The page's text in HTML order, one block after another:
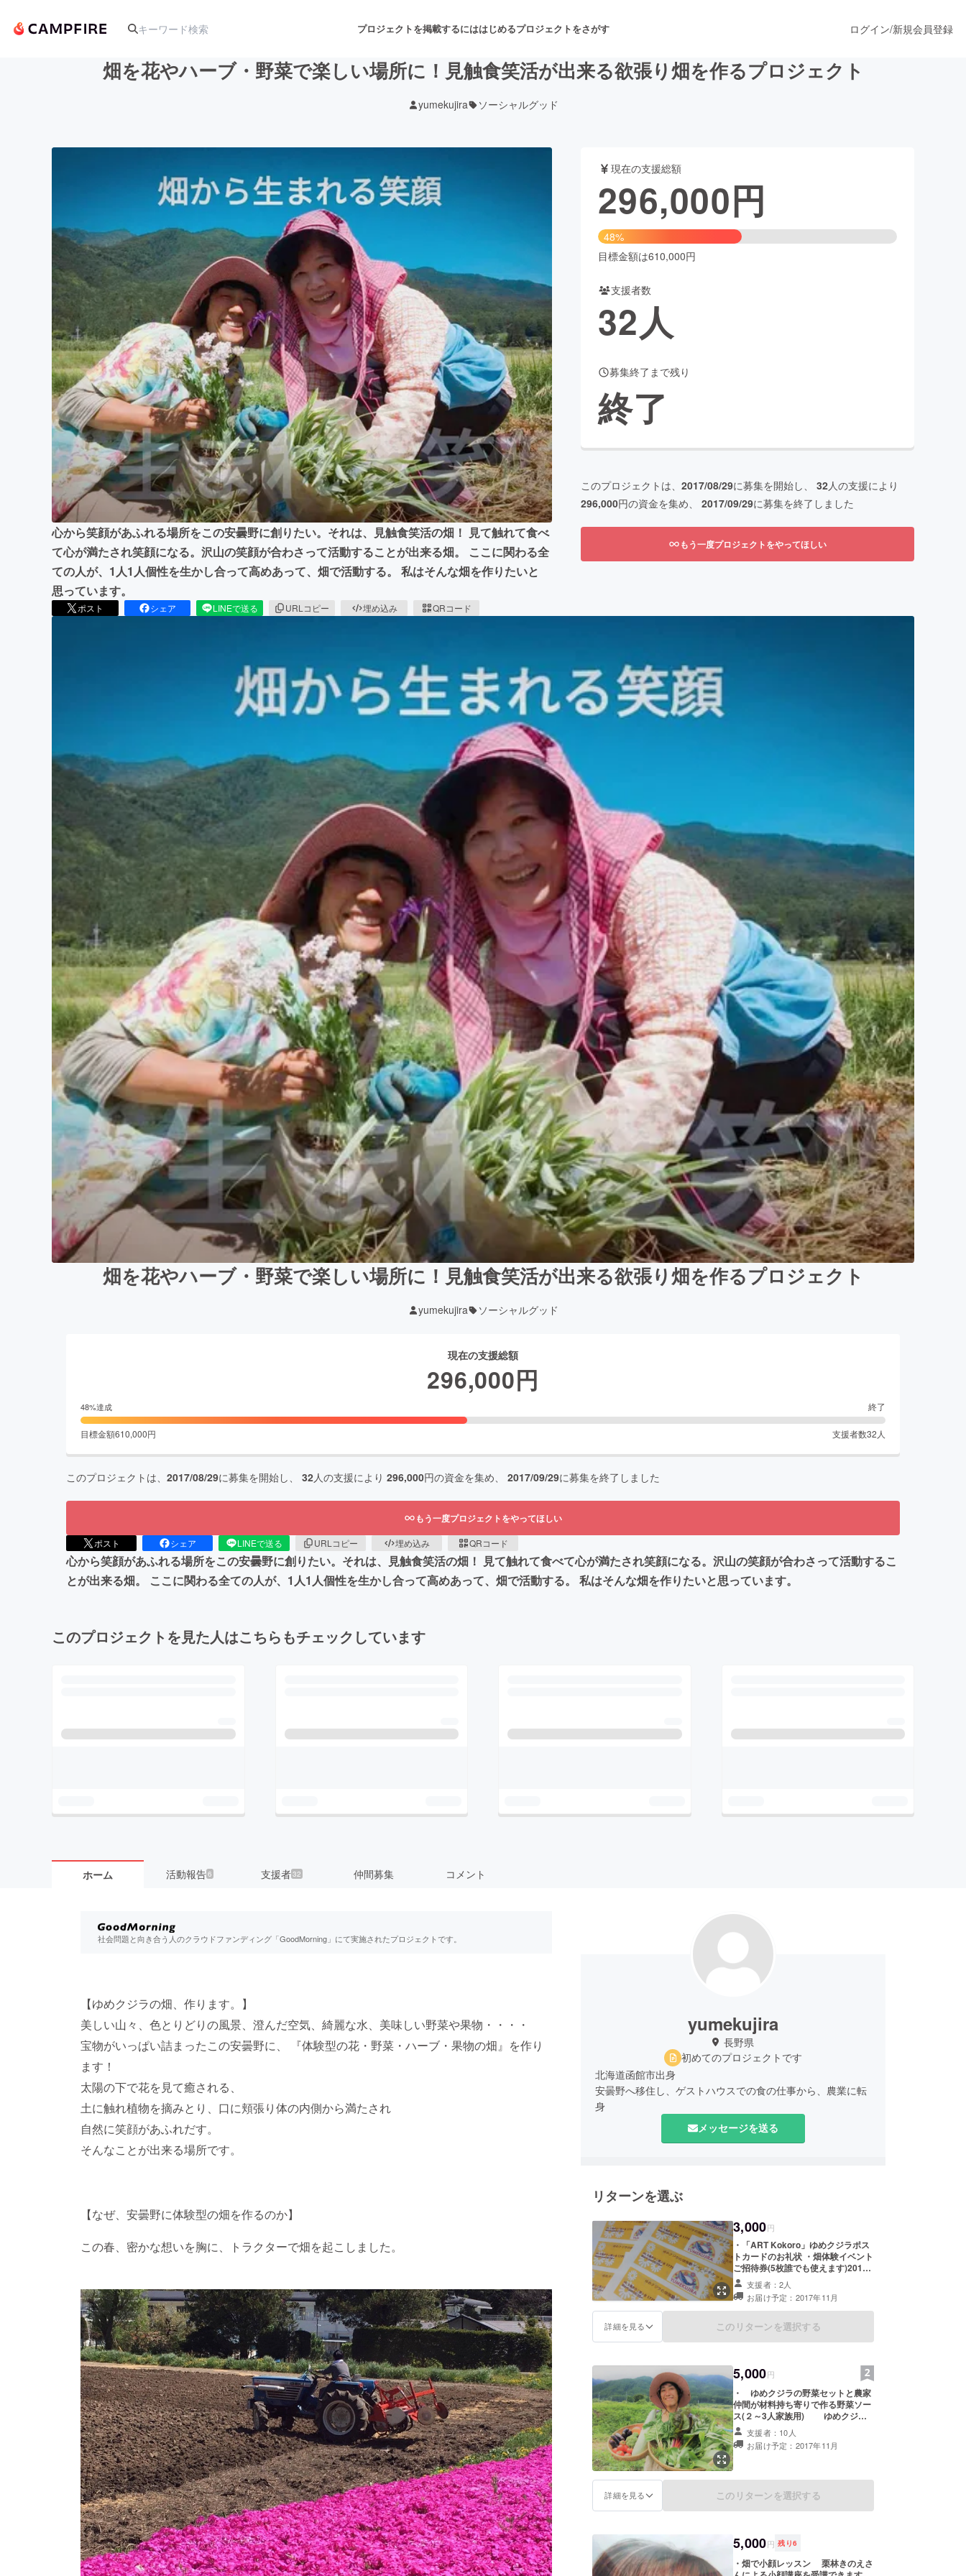
プロジェクトを掲載するにははじめるプロジェクトをさがす
アート・写真 音楽 舞台・パフォーマンス
ゲーム・サービス開発 フード・飲食店 ファッション
映像・映画 書籍・雑誌出版
ビジネス・起業 チャレンジ ビューティー・ヘルスケア
まちづくり・地域活性化
CAMPFIRE for Social GoodCAMPFIRE Creation
CAMPFIREふるさと納税machi-yaコミュニティ
ログイン/新規会員登録
畑を花やハーブ・野菜で楽しい場所に！見触食笑活が出来る欲張り畑を作るプロジェクト
yumekujira ソーシャルグッド
心から笑顔があふれる場所をこの安曇野に創りたい。それは、見触食笑活の畑！ 見て触れて食べ
て心が満たされ笑顔になる。沢山の笑顔が合わさって活動することが出来る畑。 ここに関わる全
ての人が、1人1人個性を生かし合って高めあって、畑で活動する。 私はそんな畑を作りたいと
思っています。
ポスト シェア LINEで送る URLコピー 埋め込み QRコード
現在の支援総額
296,000円
48%
目標金額は610,000円
支援者数
32人
募集終了まで残り
終了
このプロジェクトは、 2017/08/29に募集を開始し、 32人の支援により
296,000円の資金を集め、 2017/09/29に募集を終了しました
もう一度プロジェクトをやってほしい
畑を花やハーブ・野菜で楽しい場所に！見触食笑活が出来る欲張り畑を作るプロジェクト
yumekujira ソーシャルグッド
現在の支援総額
296,000円
48%達成 終了
目標金額610,000円 支援者数32 人
このプロジェクトは、 2017/08/29に募集を開始し、 32人の支援により 296,000円の資金を集め、 2017/09/29に募集を終了しました
もう一度プロジェクトをやってほしい
ポスト シェア LINEで送る URLコピー 埋め込み QRコード
心から笑顔があふれる場所をこの安曇野に創りたい。それは、見触食笑活の畑！ 見て触れて食べて心が満たされ笑顔になる。沢山の笑顔が合わさって活動するこ
とが出来る畑。 ここに関わる全ての人が、1人1人個性を生かし合って高めあって、畑で活動する。 私はそんな畑を作りたいと思っています。
このプロジェクトを見た人はこちらもチェックしています
ホーム 活動報告6 支援者32 仲間募集 コメント
社会問題と向き合う人のクラウドファンディング「GoodMorning」にて実施されたプロジェクトです。
【ゆめクジラの畑、作ります。】
美しい山々、色とりどりの風景、澄んだ空気、綺麗な水、美味しい野菜や果物・・・・
宝物がいっぱい詰まったこの安曇野に、 『体験型の花・野菜・ハーブ・果物の畑』を作り
ます！
太陽の下で花を見て癒される、
土に触れ植物を摘みとり、口に頬張り体の内側から満たされ
自然に笑顔があふれだす。
そんなことが出来る場所です。
【なぜ、安曇野に体験型の畑を作るのか】
この春、密かな想いを胸に、トラクターで畑を起こしました。
yumekujira
長野県
初めてのプロジェクトです
北海道函館市出身
安曇野へ移住し、ゲストハウスでの食の仕事から、農業に転
メッセージを送る
リターンを選ぶ
3,000円
・「ART Kokoro」ゆめクジラポス
トカードのお礼状 ・畑体験イベント
ご招待券(5枚誰でも使えます)2018
年まで有効 イベント例 草退治
＋ハンバーガーしよう お花の定植
＋ティーパーティしよう 野菜の摘
み取り＋野菜カレーしよう 球根を
植えて＋スモークしよう(燻製作り)
支援者：2人
お届け予定：2017年11月
詳細を見る このリターンを選択する
5,000円
・ ゆめクジラの野菜セットと農家
仲間が材料持ち寄りで作る野菜ソー
ス(２～3人家族用) ゆめクジラ
野菜とコットン、パッションフルー
ツなどの詰め合わせです 11月発送
・「ART Kokoro」ゆめクジラ
支援者：10人
お届け予定：2017年11月
詳細を見る このリターンを選択する
5,000円 残り6
・畑で小顔レッスン 栗林きのえさ